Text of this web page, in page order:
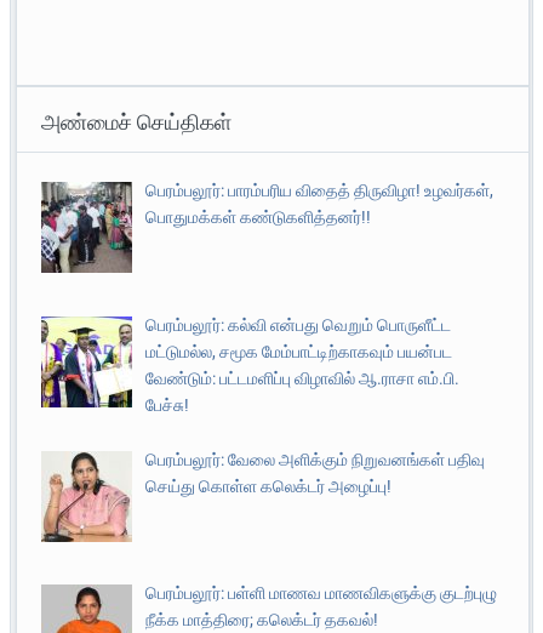
அண்மைச் செய்திகள்
பெரம்பலூர்: பாரம்பரிய விதைத் திருவிழா! உழவர்கள்,
பொதுமக்கள் கண்டுகளித்தனர்!!
பெரம்பலூர்: கல்வி என்பது வெறும் பொருளீட்ட
மட்டுமல்ல, சமூக மேம்பாட்டிற்காகவும் பயன்பட
வேண்டும்: பட்டமளிப்பு விழாவில் ஆ.ராசா எம்.பி.
பேச்சு!
பெரம்பலூர்: வேலை அளிக்கும் நிறுவனங்கள் பதிவு
செய்து கொள்ள கலெக்டர் அழைப்பு!
பெரம்பலூர்: பள்ளி மாணவ மாணவிகளுக்கு குடற்புழு
நீக்க மாத்திரை; கலெக்டர் தகவல்!